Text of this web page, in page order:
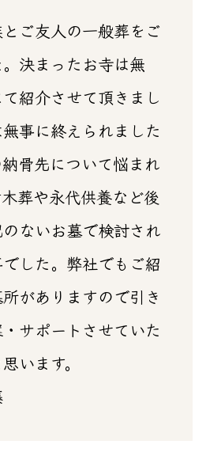
ご友人の一般葬をご
決まったお寺は無
紹介させて頂きまし
事に終えられました
骨先について悩まれ
葬や永代供養など後
ないお墓で検討され
した。弊社でもご紹
がありますので引き
サポートさせていた
います。